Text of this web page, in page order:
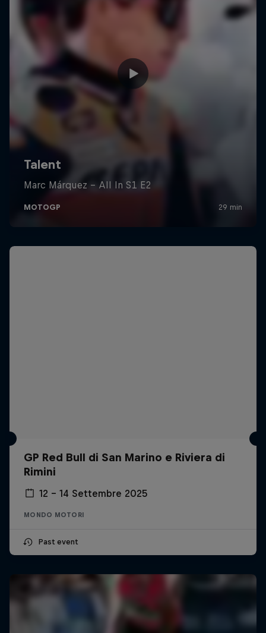
GP Red Bull di San Marino e Riviera di
Rimini
12 – 14 Settembre 2025
MONDO MOTORI
Past event